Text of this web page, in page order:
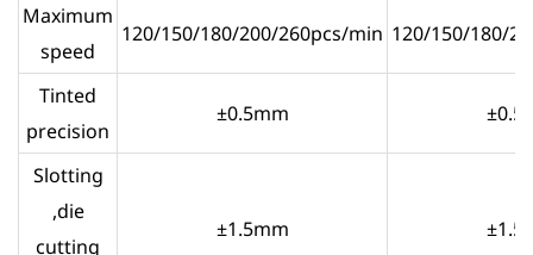
Maximum
speed
120/150/180/200/260pcs/min 120/150/180/
Tinted
precision
±0.5mm
Slotting
,die
cutting
±1.5mm